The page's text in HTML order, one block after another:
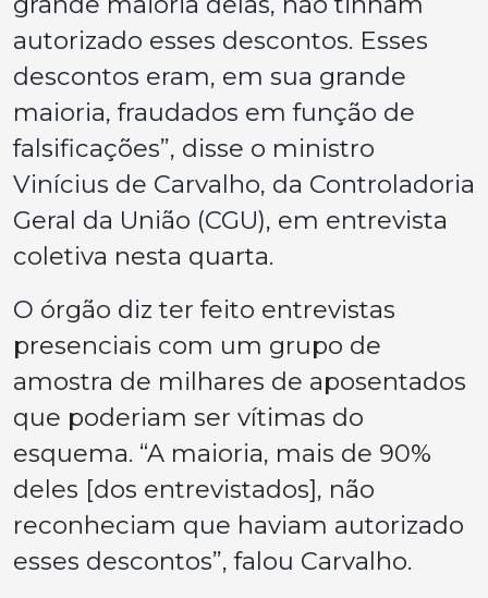
autorizado esses descontos. Esses
descontos eram, em sua grande
maioria, fraudados em função de
falsificações”, disse o ministro
Vinícius de Carvalho, da Controladoria
Geral da União (CGU), em entrevista
coletiva nesta quarta.
O órgão diz ter feito entrevistas
presenciais com um grupo de
amostra de milhares de aposentados
que poderiam ser vítimas do
esquema. “A maioria, mais de 90%
deles [dos entrevistados], não
reconheciam que haviam autorizado
esses descontos”, falou Carvalho.